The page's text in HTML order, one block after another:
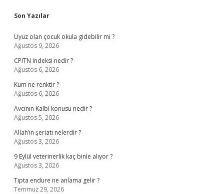
Sidebar
Son Yazılar
Uyuz olan çocuk okula gidebilir mi ?
Ağustos 9, 2026
CPITN indeksi nedir ?
Ağustos 6, 2026
Kum ne renktir ?
Ağustos 6, 2026
Avcının Kalbi konusu nedir ?
Ağustos 5, 2026
Allah’ın şeriatı nelerdir ?
Ağustos 3, 2026
9 Eylül veterinerlik kaç binle alıyor ?
Ağustos 3, 2026
Tıpta endure ne anlama gelir ?
Temmuz 29, 2026